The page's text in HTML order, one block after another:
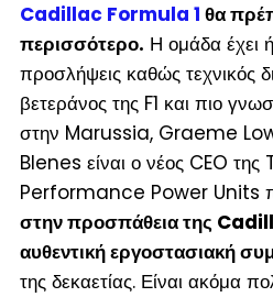
Cadillac Formula 1 θα
περισσότερο. Η ομάδα έχει
προσλήψεις καθώς τεχνικός
βετεράνος της F1 και πιο
στην Marussia, Graeme
Blenes είναι ο νέος CEO της
Performance Power Units
στην προσπάθεια της
αυθεντική εργοστασιακή
της δεκαετίας. Είναι ακόμα